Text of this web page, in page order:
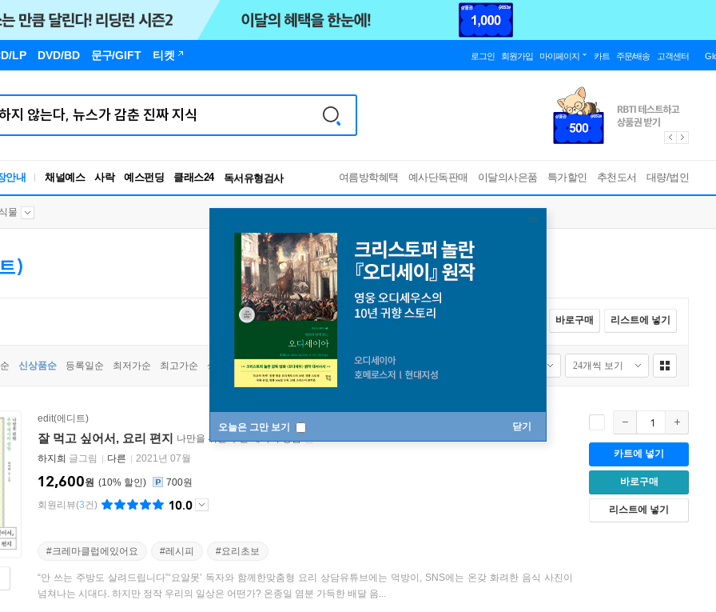
LP DVD/BD 문구/GIFT 티켓 로그인 회원가입 마이페이지 카트 주문/배송 고객센터
안내 채널예스 사락 예스펀딩 클래스24
독서유형검사
여름방학혜택 예사단독판매 이달의사은품 특가할인 추천도서 대량/법인
오늘은 그만 보기 닫기
물
)
전체선택 바로구매 리스트에 넣기
신상품순 등록일순 최저가순 최고가순 상품명순
edit(에디트)
잘 먹고 싶어서, 요리 편지 나만을 위한 우편 레시피 상담
하지희 글그림 다른 2021년 07월
10%
12,600원
700원
회원리뷰(3건) 10.0
#크레마클럽에있어요 #레시피 #요리초보
“안 쓰는 주방도 살려드립니다”‘요알못’ 독자와 함께한맞춤형 요리 상담유튜브에는 먹방이, SNS에는 온갖 화려한 음식 사진이
넘쳐나는 시대다. 하지만 정작 우리의 일상은 어떤가? 온종일 염분 가득한 배달 음...
카트에 넣기
바로구매
리스트에 넣기